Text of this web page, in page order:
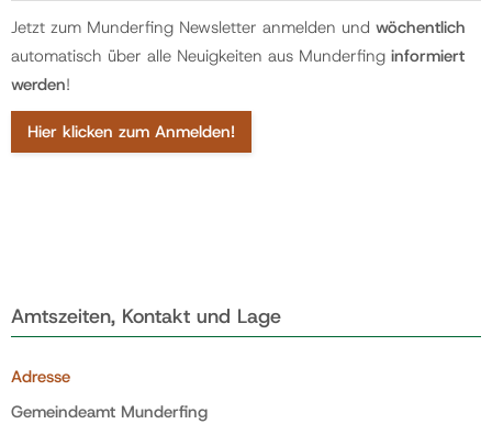
Jetzt zum Munderfing Newsletter anmelden und wöchentlich
automatisch über alle Neuigkeiten aus Munderfing informiert
werden!
Hier klicken zum Anmelden!
Amtszeiten, Kontakt und Lage
Adresse
Gemeindeamt Munderfing